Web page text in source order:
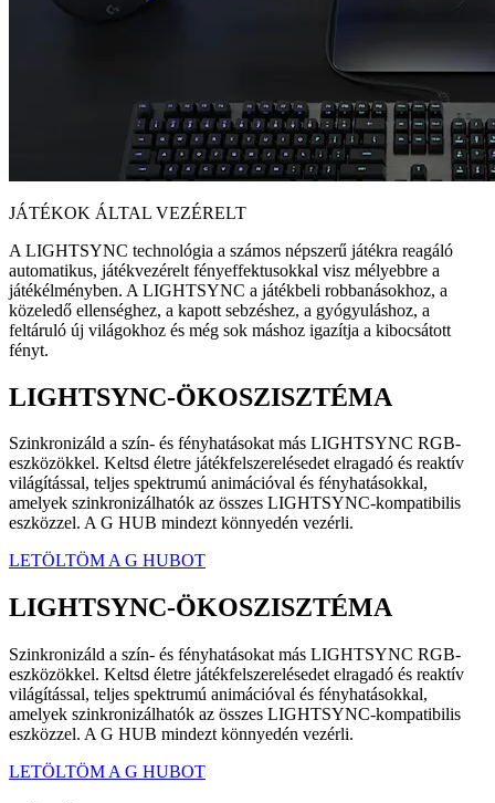
JÁTÉKOK ÁLTAL VEZÉRELT
A LIGHTSYNC technológia a számos népszerű játékra reagáló
automatikus, játékvezérelt fényeffektusokkal visz mélyebbre a
játékélményben. A LIGHTSYNC a játékbeli robbanásokhoz, a
közeledő ellenséghez, a kapott sebzéshez, a gyógyuláshoz, a
feltáruló új világokhoz és még sok máshoz igazítja a kibocsátott
fényt.
LIGHTSYNC-ÖKOSZISZTÉMA
Szinkronizáld a szín- és fényhatásokat más LIGHTSYNC RGB-
eszközökkel. Keltsd életre játékfelszerelésedet elragadó és reaktív
világítással, teljes spektrumú animációval és fényhatásokkal,
amelyek szinkronizálhatók az összes LIGHTSYNC-kompatibilis
eszközzel. A G HUB mindezt könnyedén vezérli.
LETÖLTÖM A G HUBOT
LIGHTSYNC-ÖKOSZISZTÉMA
Szinkronizáld a szín- és fényhatásokat más LIGHTSYNC RGB-
eszközökkel. Keltsd életre játékfelszerelésedet elragadó és reaktív
világítással, teljes spektrumú animációval és fényhatásokkal,
amelyek szinkronizálhatók az összes LIGHTSYNC-kompatibilis
eszközzel. A G HUB mindezt könnyedén vezérli.
LETÖLTÖM A G HUBOT